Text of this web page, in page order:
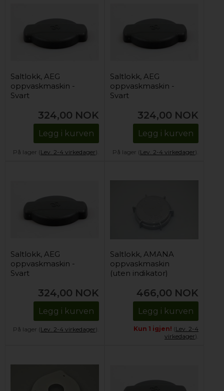
Saltlokk, AEG
oppvaskmaskin -
Svart
324,00 NOK
Legg i kurven
På lager (Lev. 2-4 virkedager).
Saltlokk, AEG
oppvaskmaskin -
Svart
324,00 NOK
Legg i kurven
På lager (Lev. 2-4 virkedager).
Saltlokk, AEG
oppvaskmaskin -
Svart
324,00 NOK
Legg i kurven
På lager (Lev. 2-4 virkedager).
Saltlokk, AMANA
oppvaskmaskin
(uten indikator)
466,00 NOK
Legg i kurven
Kun 1 igjen! (Lev. 2-4
virkedager).